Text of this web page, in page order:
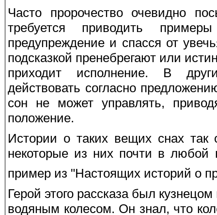
Часто пророчество очевидно
требуется приводить
предупреждение и спасся от
подсказкой пренебрегают или
приходит исполнение. В
действовать согласно
сон не может управлять,
положение.
Истории о таких вещих снах так
некоторые из них почти в
пример из "Настоящих историй о
Герой этого рассказа был
водяным колесом. Он знал, что